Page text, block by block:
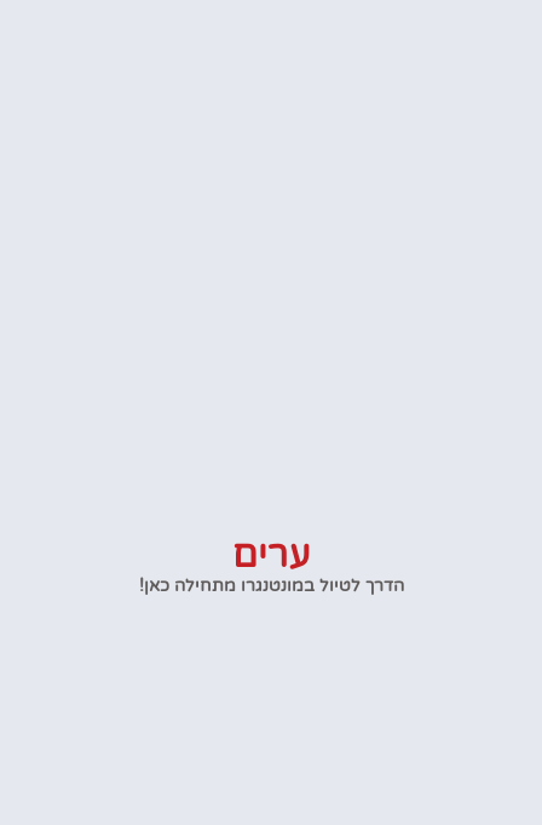
ערים
הדרך לטיול במונטנגרו מתחילה כאן!